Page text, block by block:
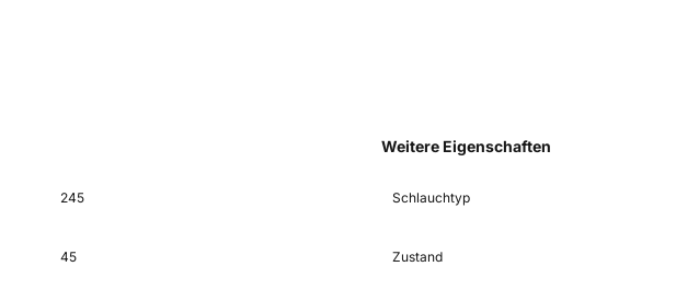
245
45
Weitere Eigenschaften
Schlauchtyp
Zustand